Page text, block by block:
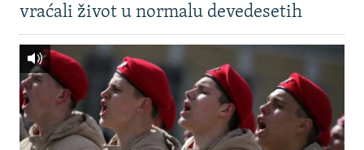
vraćali život u normalu devedesetih